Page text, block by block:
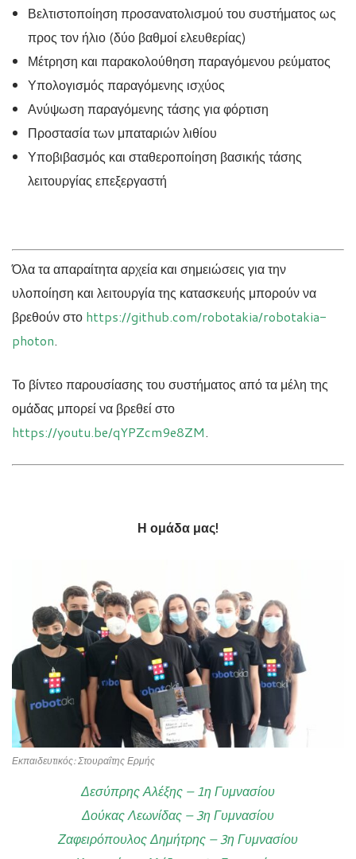
Βελτιστοποίηση προσανατολισμού του συστήματος ως
προς τον ήλιο (δύο βαθμοί ελευθερίας)
Μέτρηση και παρακολούθηση παραγόμενου ρεύματος
Υπολογισμός παραγόμενης ισχύος
Ανύψωση παραγόμενης τάσης για φόρτιση
Προστασία των μπαταριών λιθίου
Υποβιβασμός και σταθεροποίηση βασικής τάσης
λειτουργίας επεξεργαστή
Όλα τα απαραίτητα αρχεία και σημειώσεις για την
υλοποίηση και λειτουργία της κατασκευής μπορούν να
βρεθούν στο https://github.com/robotakia/robotakia-
photon.
Το βίντεο παρουσίασης του συστήματος από τα μέλη της
ομάδας μπορεί να βρεθεί στο
https://youtu.be/qYPZcm9e8ZM.
Η ομάδα μας!
Εκπαιδευτικός: Στουραΐτης Ερμής
Δεσύπρης Αλέξης – 1η Γυμνασίου
Δούκας Λεωνίδας – 3η Γυμνασίου
Ζαφειρόπουλος Δημήτρης – 3η Γυμνασίου